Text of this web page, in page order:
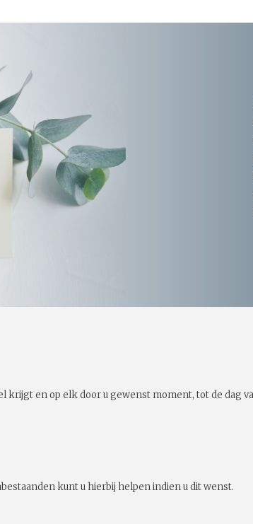
krijgt en op elk door u gewenst moment, tot de dag
kunt u hierbij helpen indien u dit wenst.